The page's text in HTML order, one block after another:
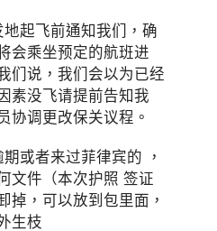
起飞前通知我们，确
会乘坐预定的航班进
们说，我们会以为已经
素没飞请提前告知我
协调更改保关议程。
者来过菲律宾的 ，
文件（本次护照 签证
掉，可以放到包里面，
生枝